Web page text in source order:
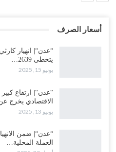
أسعار الصرف
“عدن“| انهيار
يتخطى 2639…
يونيو 15, 2025
“عدن“| ارتفاع
الاقتصادي يخرج
يونيو 13, 2025
“عدن“| ضمن
العملة المحلية…